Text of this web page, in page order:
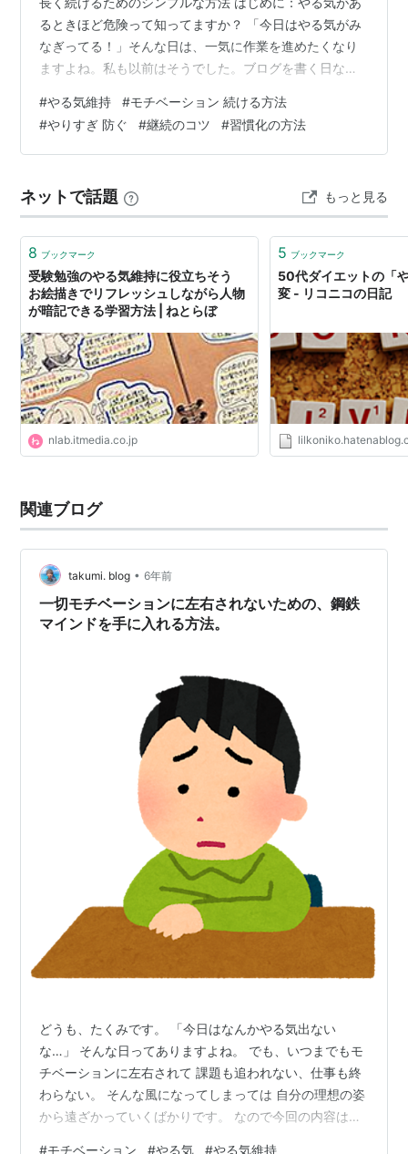
るときほど危険って知ってますか？ 「今日はやる気がみ
なぎってる！」そんな日は、一気に作業を進めたくなり
ますよね。私も以前はそうでした。ブログを書く日なん
後、驚くほどやる気が出なくなり、ネタ帳は真っ
白・・・。「あの時の情熱はどこへ？」と自分でも呆れ
るほどでした。 実はこの現象、珍しいことではありませ
す。だからこそ、やる気があるときこそブレーキを踏
む。この「やらない勇気」が、長く続けるための最大の
#やる気維持 #モチベーション 続ける方法
#やりすぎ 防ぐ #継続のコツ #習慣化の方法
ネットで話題 もっと見る
8 ブックマーク
受験勉強のやる気維持に役立ちそう
お絵描きでリフレッシュしながら人物
が暗記できる学習方法 | ねとらぼ
nlab.itmedia.co.jp
5 ブックマーク
50代ダイエットの「
変 - リコニコの日記
関連ブログ
takumi. blog • 6年前
一切モチベーションに左右されないための、鋼鉄
マインドを手に入れる方法。
どうも、たくみです。 「今日はなんかやる気出ない
な…」 そんな日ってありますよね。 でも、いつまでもモ
チベーションに左右されて 課題も追われない、仕事も終
わらない。 そんな風になってしまっては 自分の理想の姿
から遠ざかっていくばかりです。 なので今回の内容はそ
#モチベーション #やる気 #やる気維持